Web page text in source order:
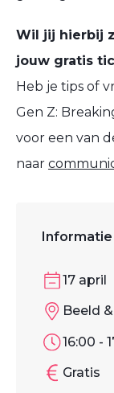
Wil jij hierbij
jouw gratis
Heb je tips of
Gen Z:
voor een van
naar
Informatie
17 april
Beeld
16:00 -
Gratis